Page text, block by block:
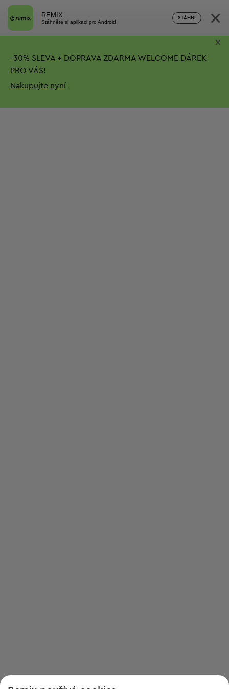
REMIX
Stáhněte si aplikaci pro Android
STÁHNI ×
-30% SLEVA + DOPRAVA ZDARMA WELCOME DÁREK
PRO VÁS!
Nakupujte nyní
×